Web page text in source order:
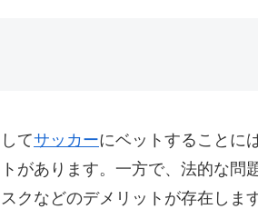
てサッカーにベットすることに
があります。一方で、法的な問
クなどのデメリットが存在しま